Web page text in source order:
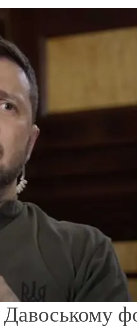
Давоському